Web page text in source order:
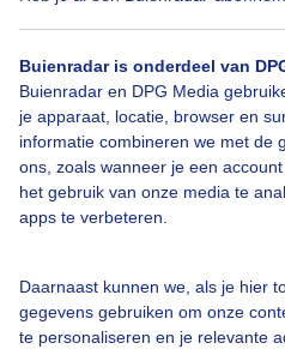
Buienradar is onderdeel van
Buienradar en DPG Media
je apparaat, locatie, browser en
informatie combineren we met de
ons, zoals wanneer je een
het gebruik van onze media te
apps te verbeteren.
Daarnaast kunnen we, als je hier
gegevens gebruiken om onze
te personaliseren en je relevante
18:35 19:35
Neerslag in
Nu